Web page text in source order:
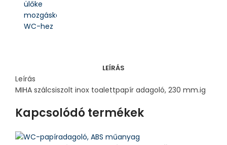
LEÍRÁS
Leírás
MIHA szálcsiszolt inox toalettpapír adagoló, 230 mm.ig
Kapcsolódó termékek